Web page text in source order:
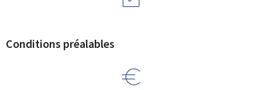
Conditions préalables